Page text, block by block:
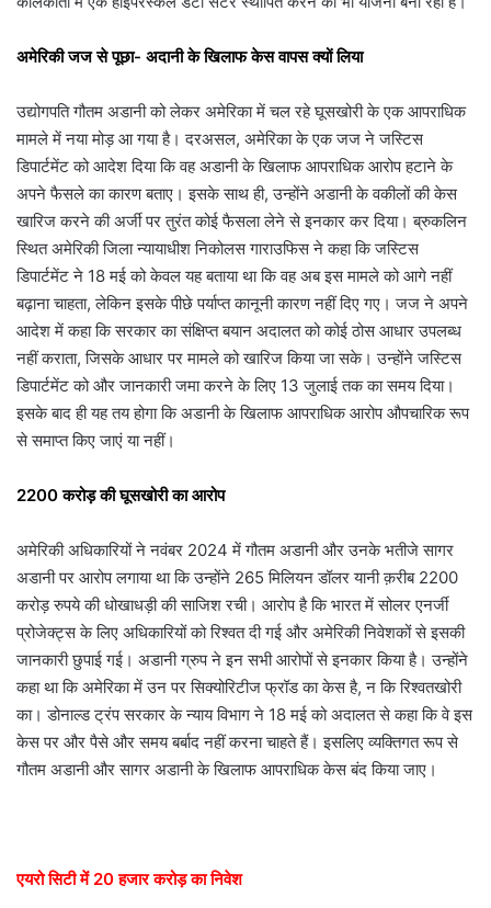
अमेरिकी जज से पूछा- अदानी के खिलाफ केस वापस क्यों लिया
उद्योगपति गौतम अडानी को लेकर अमेरिका में चल रहे घूसखोरी के एक आपराधिक
मामले में नया मोड़ आ गया है। दरअसल, अमेरिका के एक जज ने जस्टिस
डिपार्टमेंट को आदेश दिया कि वह अडानी के खिलाफ आपराधिक आरोप हटाने के
अपने फैसले का कारण बताए। इसके साथ ही, उन्होंने अडानी के वकीलों की केस
खारिज करने की अर्जी पर तुरंत कोई फैसला लेने से इनकार कर दिया। ब्रुकलिन
स्थित अमेरिकी जिला न्यायाधीश निकोलस गाराउफिस ने कहा कि जस्टिस
डिपार्टमेंट ने 18 मई को केवल यह बताया था कि वह अब इस मामले को आगे नहीं
बढ़ाना चाहता, लेकिन इसके पीछे पर्याप्त कानूनी कारण नहीं दिए गए। जज ने अपने
आदेश में कहा कि सरकार का संक्षिप्त बयान अदालत को कोई ठोस आधार उपलब्ध
नहीं कराता, जिसके आधार पर मामले को खारिज किया जा सके। उन्होंने जस्टिस
डिपार्टमेंट को और जानकारी जमा करने के लिए 13 जुलाई तक का समय दिया।
इसके बाद ही यह तय होगा कि अडानी के खिलाफ आपराधिक आरोप औपचारिक रूप
से समाप्त किए जाएं या नहीं।
2200 करोड़ की घूसखोरी का आरोप
अमेरिकी अधिकारियों ने नवंबर 2024 में गौतम अडानी और उनके भतीजे सागर
अडानी पर आरोप लगाया था कि उन्होंने 265 मिलियन डॉलर यानी क़रीब 2200
करोड़ रुपये की धोखाधड़ी की साजिश रची। आरोप है कि भारत में सोलर एनर्जी
प्रोजेक्ट्स के लिए अधिकारियों को रिश्वत दी गई और अमेरिकी निवेशकों से इसकी
जानकारी छुपाई गई। अडानी ग्रुप ने इन सभी आरोपों से इनकार किया है। उन्होंने
कहा था कि अमेरिका में उन पर सिक्योरिटीज फ्रॉड का केस है, न कि रिश्वतखोरी
का। डोनाल्ड ट्रंप सरकार के न्याय विभाग ने 18 मई को अदालत से कहा कि वे इस
केस पर और पैसे और समय बर्बाद नहीं करना चाहते हैं। इसलिए व्यक्तिगत रूप से
गौतम अडानी और सागर अडानी के खिलाफ आपराधिक केस बंद किया जाए।
एयरो सिटी में 20 हजार करोड़ का निवेश